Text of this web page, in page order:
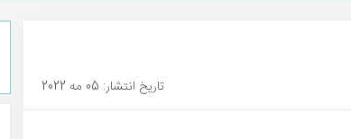
تاریخ انتشار: 05 مه 2022